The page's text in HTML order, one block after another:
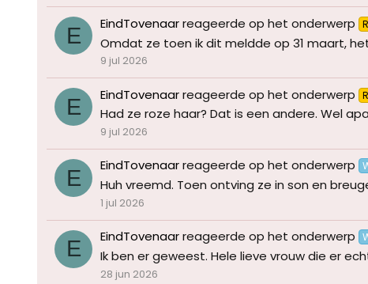
E EindTovenaarreageerde op het onderwerp
Omdat ze toen ik dit meldde op 31 maart,
9 jul 2026
E EindTovenaarreageerde op het onderwerp
Had ze roze haar? Dat is een andere. Wel
9 jul 2026
E EindTovenaarreageerde op het onderwerp
Huh vreemd. Toen ontving ze in son en
1 jul 2026
E EindTovenaarreageerde op het onderwerp
Ik ben er geweest. Hele lieve vrouw die er
28 jun 2026